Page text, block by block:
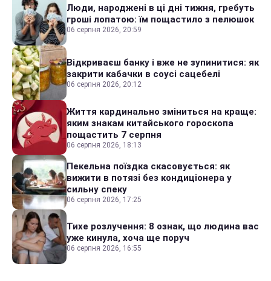
Люди, народжені в ці дні тижня, гребуть
гроші лопатою: їм пощастило з пелюшок
06 серпня 2026, 20:59
Відкриваєш банку і вже не зупинитися: як
закрити кабачки в соусі сацебелі
06 серпня 2026, 20:12
Життя кардинально зміниться на краще:
яким знакам китайського гороскопа
пощастить 7 серпня
06 серпня 2026, 18:13
Пекельна поїздка скасовується: як
вижити в потязі без кондиціонера у
сильну спеку
06 серпня 2026, 17:25
Тихе розлучення: 8 ознак, що людина вас
уже кинула, хоча ще поруч
06 серпня 2026, 16:55